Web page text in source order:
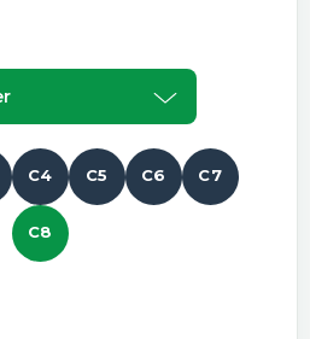
C4 C5 C6 C7
C8